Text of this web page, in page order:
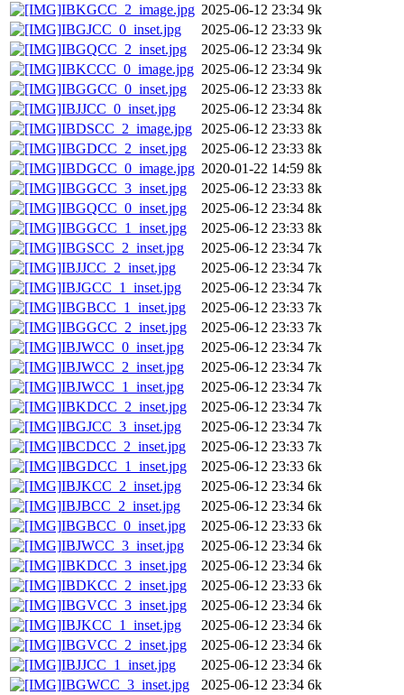
IBKGCC_2_image.jpg 2025-06-12 23:34 9k
IBGJCC_0_inset.jpg
2025-06-12 23:33 9k
IBGQCC_2_inset.jpg
2025-06-12 23:34 9k
IBKCCC_0_image.jpg 2025-06-12 23:34 9k
IBGGCC_0_inset.jpg
2025-06-12 23:33 8k
IBJJCC_0_inset.jpg
2025-06-12 23:34 8k
IBDSCC_2_image.jpg
2025-06-12 23:33 8k
IBGDCC_2_inset.jpg
2025-06-12 23:33 8k
IBDGCC_0_image.jpg 2020-01-22 14:59 8k
IBGGCC_3_inset.jpg
2025-06-12 23:33 8k
IBGQCC_0_inset.jpg
2025-06-12 23:34 8k
IBGGCC_1_inset.jpg
2025-06-12 23:33 8k
IBGSCC_2_inset.jpg
2025-06-12 23:34 7k
IBJJCC_2_inset.jpg
2025-06-12 23:34 7k
IBJGCC_1_inset.jpg
2025-06-12 23:34 7k
IBGBCC_1_inset.jpg
2025-06-12 23:33 7k
IBGGCC_2_inset.jpg
2025-06-12 23:33 7k
IBJWCC_0_inset.jpg
2025-06-12 23:34 7k
IBJWCC_2_inset.jpg
2025-06-12 23:34 7k
IBJWCC_1_inset.jpg
2025-06-12 23:34 7k
IBKDCC_2_inset.jpg
2025-06-12 23:34 7k
IBGJCC_3_inset.jpg
2025-06-12 23:34 7k
IBCDCC_2_inset.jpg
2025-06-12 23:33 7k
IBGDCC_1_inset.jpg
2025-06-12 23:33 6k
IBJKCC_2_inset.jpg
2025-06-12 23:34 6k
IBJBCC_2_inset.jpg
2025-06-12 23:34 6k
IBGBCC_0_inset.jpg
2025-06-12 23:33 6k
IBJWCC_3_inset.jpg
2025-06-12 23:34 6k
IBKDCC_3_inset.jpg
2025-06-12 23:34 6k
IBDKCC_2_inset.jpg
2025-06-12 23:33 6k
IBGVCC_3_inset.jpg
2025-06-12 23:34 6k
IBJKCC_1_inset.jpg
2025-06-12 23:34 6k
IBGVCC_2_inset.jpg
2025-06-12 23:34 6k
IBJJCC_1_inset.jpg
2025-06-12 23:34 6k
IBGWCC_3_inset.jpg
2025-06-12 23:34 6k